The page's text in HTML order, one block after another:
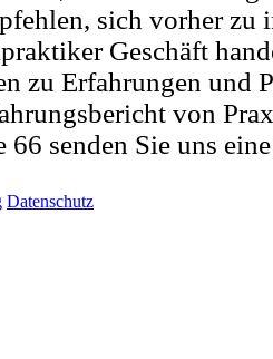
sich vorher zu
Geschäft
zu Erfahrungen und
von
66 senden Sie uns
Datenschutz